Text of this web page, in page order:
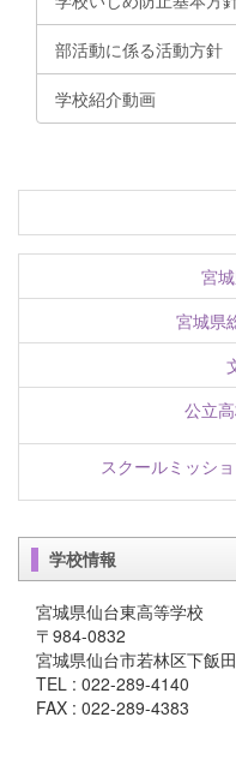
部活動に係る活動方針
学校紹介動画
宮
宮城県
公立
スクールミッシ
学校情報
宮城県仙台東高等学校
〒984-0832
宮城県仙台市若林区下飯
TEL : 022-289-4140
FAX : 022-289-4383